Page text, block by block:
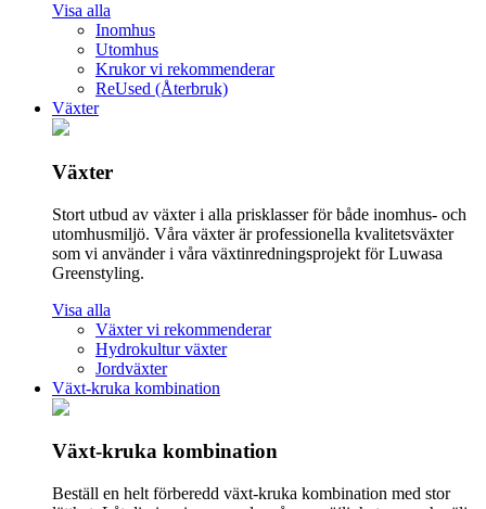
Visa alla
Inomhus
Utomhus
Krukor vi rekommenderar
ReUsed (Återbruk)
Växter
Växter
Stort utbud av växter i alla prisklasser för både inomhus- och
utomhusmiljö. Våra växter är professionella kvalitetsväxter
som vi använder i våra växtinredningsprojekt för Luwasa
Greenstyling.
Visa alla
Växter vi rekommenderar
Hydrokultur växter
Jordväxter
Växt-kruka kombination
Växt-kruka kombination
Beställ en helt förberedd växt-kruka kombination med stor